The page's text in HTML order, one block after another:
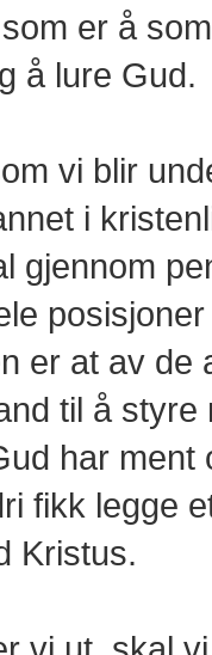
er å
å lure Gud.
vi blir
i
gjennom
er at av
til å
har
fikk legge
Kristus.